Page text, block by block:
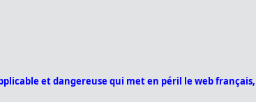
et dangereuse qui met en péril le web